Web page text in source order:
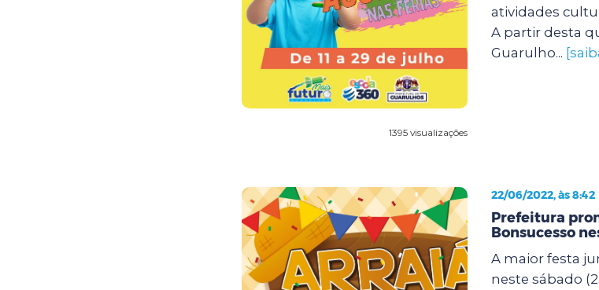
1395 visualizações
atividades
A partir desta
Guarulho...
22/06/2022, às 8:42
Prefeitura
Bonsucesso
A maior festa
neste sábado